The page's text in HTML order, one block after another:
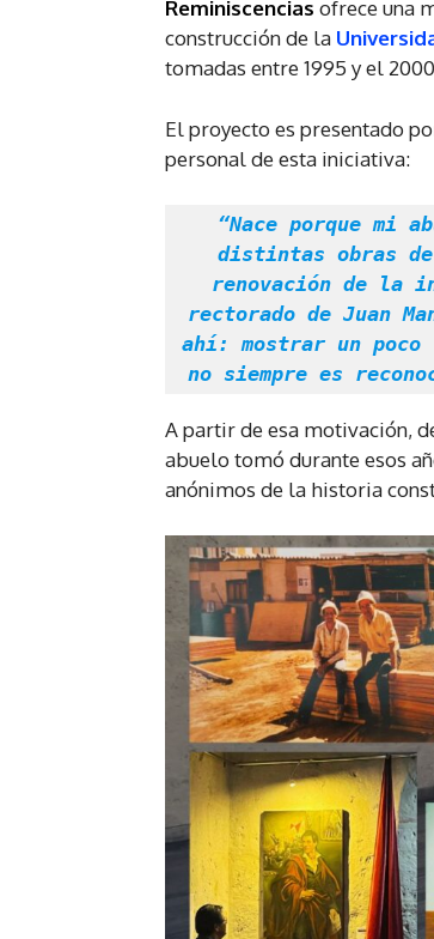
Reminiscencias ofrece una
construcción de la
tomadas entre 1995 y el
El proyecto es presentado
personal de esta iniciativa:
distintas obras
renovación de la
rectorado de Juan
ahí: mostrar un
no siempre es
A partir de esa motivación,
abuelo tomó durante esos
anónimos de la historia